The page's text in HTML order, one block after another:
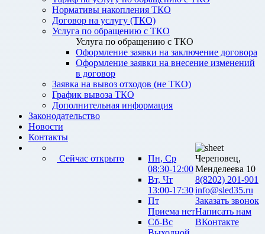
Нормативы накопления ТКО
Договор на услугу (ТКО)
Услуга по обращению с ТКО
Услуга по обращению с ТКО
Оформление заявки на заключение договора
Оформление заявки на внесение изменений
в договор
Заявка на вывоз отходов (не ТКО)
График вывоза ТКО
Дополнительная информация
Законодательство
Новости
Контакты
Сейчас открыто
Пн, Ср
08:30-12:00
Вт, Чт
13:00-17:30
Пт
Приема нет
Сб-Вс
Череповец,
Менделеева 10
8(8202) 201-901
info@sled35.ru
Заказать звонок
Написать нам
ВКонтакте